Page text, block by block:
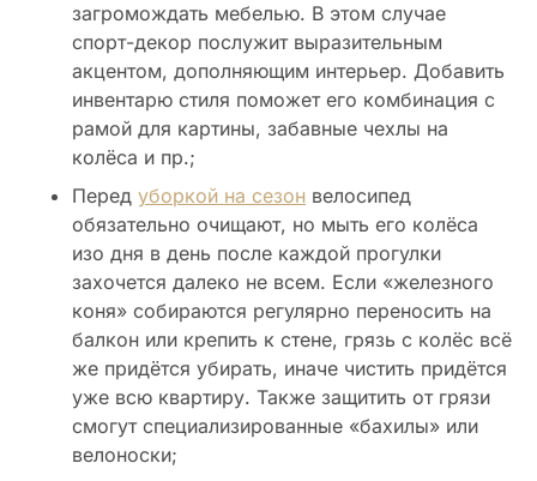
загромождать мебелью. В этом случае
спорт-декор послужит выразительным
акцентом, дополняющим интерьер. Добавить
инвентарю стиля поможет его комбинация с
рамой для картины, забавные чехлы на
колёса и пр.;
Перед уборкой на сезон велосипед
обязательно очищают, но мыть его колёса
изо дня в день после каждой прогулки
захочется далеко не всем. Если «железного
коня» собираются регулярно переносить на
балкон или крепить к стене, грязь с колёс всё
же придётся убирать, иначе чистить придётся
уже всю квартиру. Также защитить от грязи
смогут специализированные «бахилы» или
велоноски;